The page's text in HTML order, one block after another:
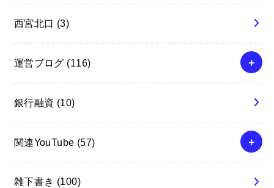
西宮北口 (3)
運営ブログ (116)
銀行融資 (10)
関連YouTube (57)
雑下書き (100)